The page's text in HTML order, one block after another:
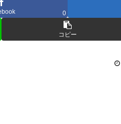
0
コピー